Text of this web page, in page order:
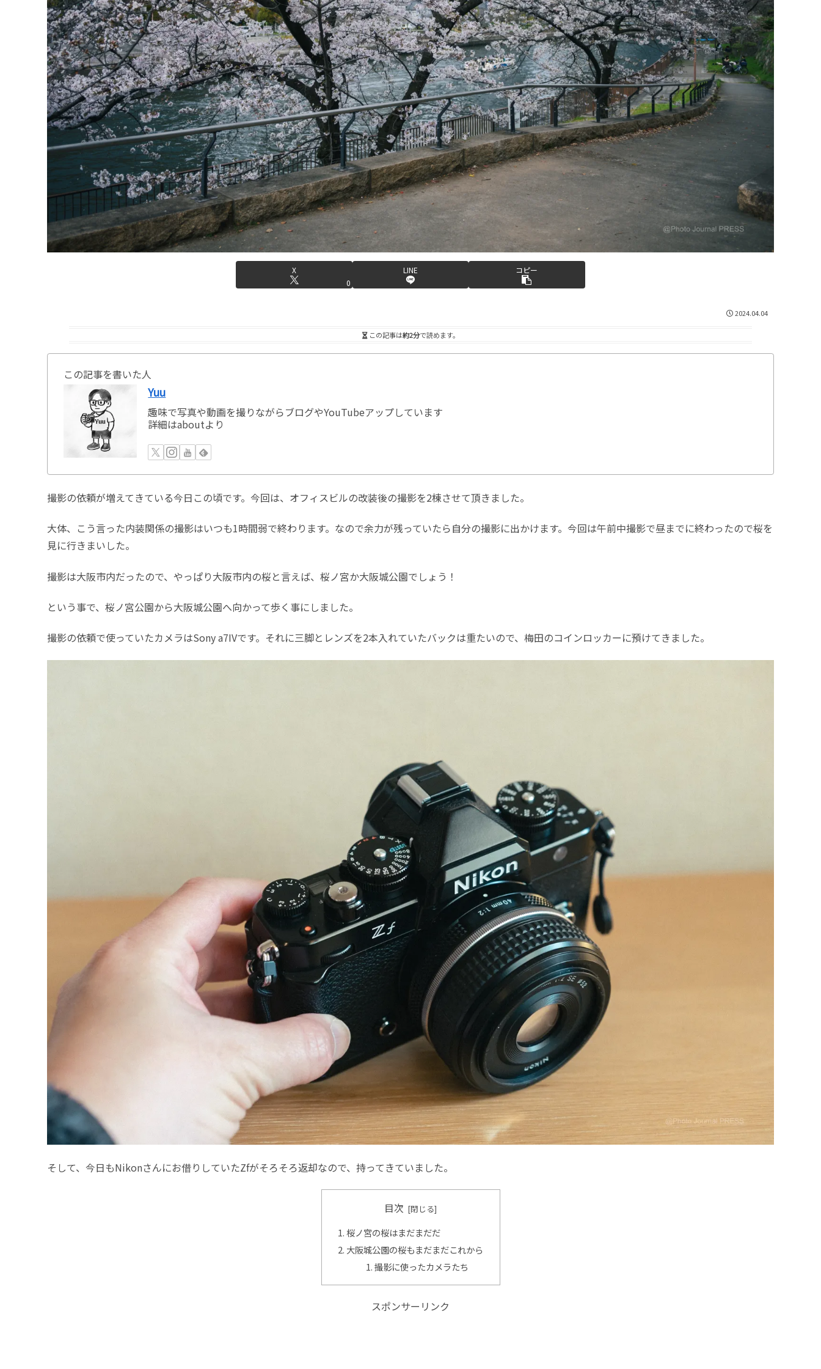
X
0
LINE コピー
2024.04.04
この記事は約2分で読めます。
この記事を書いた人
Yuu
趣味で写真や動画を撮りながらブログやYouTubeアップしています
詳細はaboutより
撮影の依頼が増えてきている今日この頃です。今回は、オフィスビルの改装後の撮影を2棟させて頂きました。
大体、こう言った内装関係の撮影はいつも1時間弱で終わります。なので余力が残っていたら自分の撮影に出かけます。今回は午前中撮影で昼までに終わったので桜を
見に行きまいした。
撮影は大阪市内だったので、やっぱり大阪市内の桜と言えば、桜ノ宮か大阪城公園でしょう！
という事で、桜ノ宮公園から大阪城公園へ向かって歩く事にしました。
撮影の依頼で使っていたカメラはSony a7IVです。それに三脚とレンズを2本入れていたバックは重たいので、梅田のコインロッカーに預けてきました。
そして、今日もNikonさんにお借りしていたZfがそろそろ返却なので、持ってきていました。
目次
桜ノ宮の桜はまだまだだ
大阪城公園の桜もまだまだこれから
撮影に使ったカメラたち
スポンサーリンク